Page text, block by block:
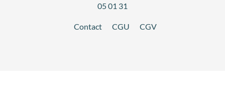
05 01 31
Contact CGU CGV